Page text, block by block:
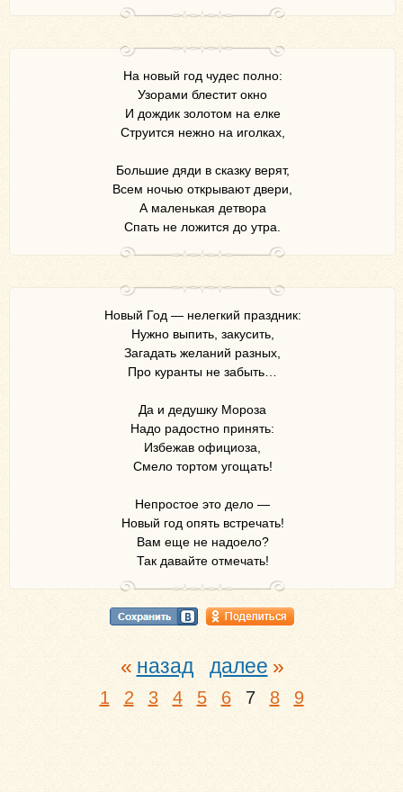
На новый год чудес полно:
Узорами блестит окно
И дождик золотом на елке
Струится нежно на иголках,
Большие дяди в сказку верят,
Всем ночью открывают двери,
А маленькая детвора
Спать не ложится до утра.
Новый Год — нелегкий праздник:
Нужно выпить, закусить,
Загадать желаний разных,
Про куранты не забыть…
Да и дедушку Мороза
Надо радостно принять:
Избежав официоза,
Смело тортом угощать!
Непростое это дело —
Новый год опять встречать!
Вам еще не надоело?
Так давайте отмечать!
назад
1 2 3 4 5 6 7 8 9
далее